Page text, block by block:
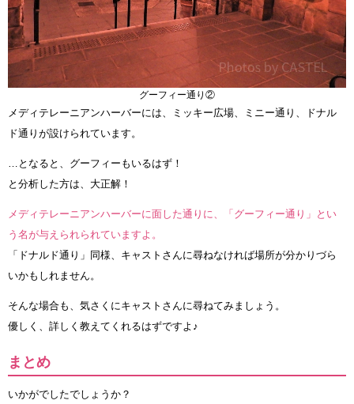
グーフィー通り②
メディテレーニアンハーバーには、ミッキー広場、ミニー通り、ドナル
ド通りが設けられています。
…となると、グーフィーもいるはず！
と分析した方は、大正解！
メディテレーニアンハーバーに面した通りに、「グーフィー通り」とい
う名が与えられられていますよ。
「ドナルド通り」同様、キャストさんに尋ねなければ場所が分かりづら
いかもしれません。
そんな場合も、気さくにキャストさんに尋ねてみましょう。
優しく、詳しく教えてくれるはずですよ♪
まとめ
いかがでしたでしょうか？